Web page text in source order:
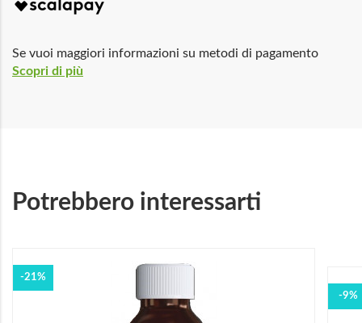
Se vuoi maggiori informazioni su metodi di pagamento
Scopri di più
Potrebbero interessarti
-21%
-9%